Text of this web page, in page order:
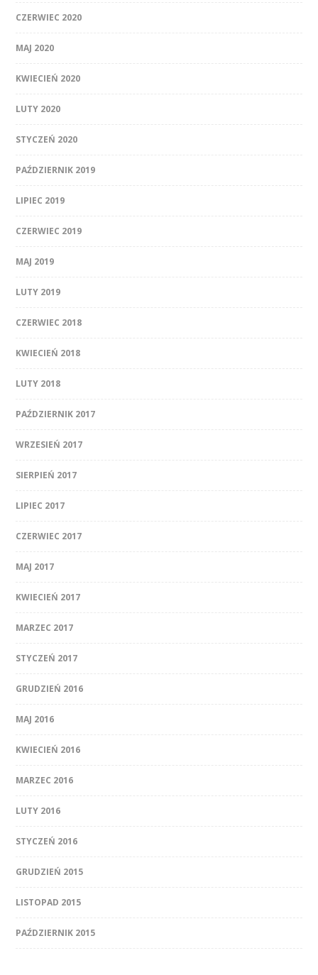
CZERWIEC 2020
MAJ 2020
KWIECIEŃ 2020
LUTY 2020
STYCZEŃ 2020
PAŹDZIERNIK 2019
LIPIEC 2019
CZERWIEC 2019
MAJ 2019
LUTY 2019
CZERWIEC 2018
KWIECIEŃ 2018
LUTY 2018
PAŹDZIERNIK 2017
WRZESIEŃ 2017
SIERPIEŃ 2017
LIPIEC 2017
CZERWIEC 2017
MAJ 2017
KWIECIEŃ 2017
MARZEC 2017
STYCZEŃ 2017
GRUDZIEŃ 2016
MAJ 2016
KWIECIEŃ 2016
MARZEC 2016
LUTY 2016
STYCZEŃ 2016
GRUDZIEŃ 2015
LISTOPAD 2015
PAŹDZIERNIK 2015